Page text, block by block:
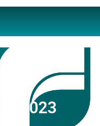
2023